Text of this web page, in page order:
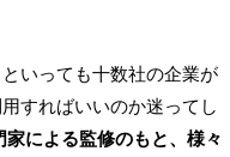
といっても十数社の企業が
すればいいのか迷ってし
家による監修のもと、様々